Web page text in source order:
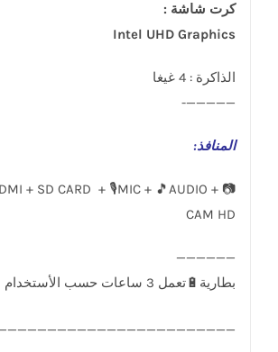
كرت شاشة :
Intel UHD Graphics
الذاكرة : 4 غيغا
—————-
المنافذ:
+ SD CARD + 🎙️MIC + 🎵AUDIO + 📷
CAM HD